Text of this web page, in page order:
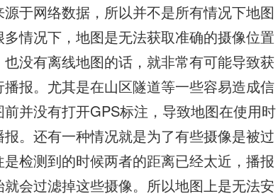
于网络数据，所以并不是所有情况下地图
情况下，地图是无法获取准确的摄像位置
没有离线地图的话，就非常有可能导致获
报。尤其是在山区隧道等一些容易造成信
并没有打开GPS标注，导致地图在使用时
。还有一种情况就是为了有些摄像是被过
检测到的时候两者的距离已经太近，播报
会过滤掉这些摄像。所以地图上是无法安